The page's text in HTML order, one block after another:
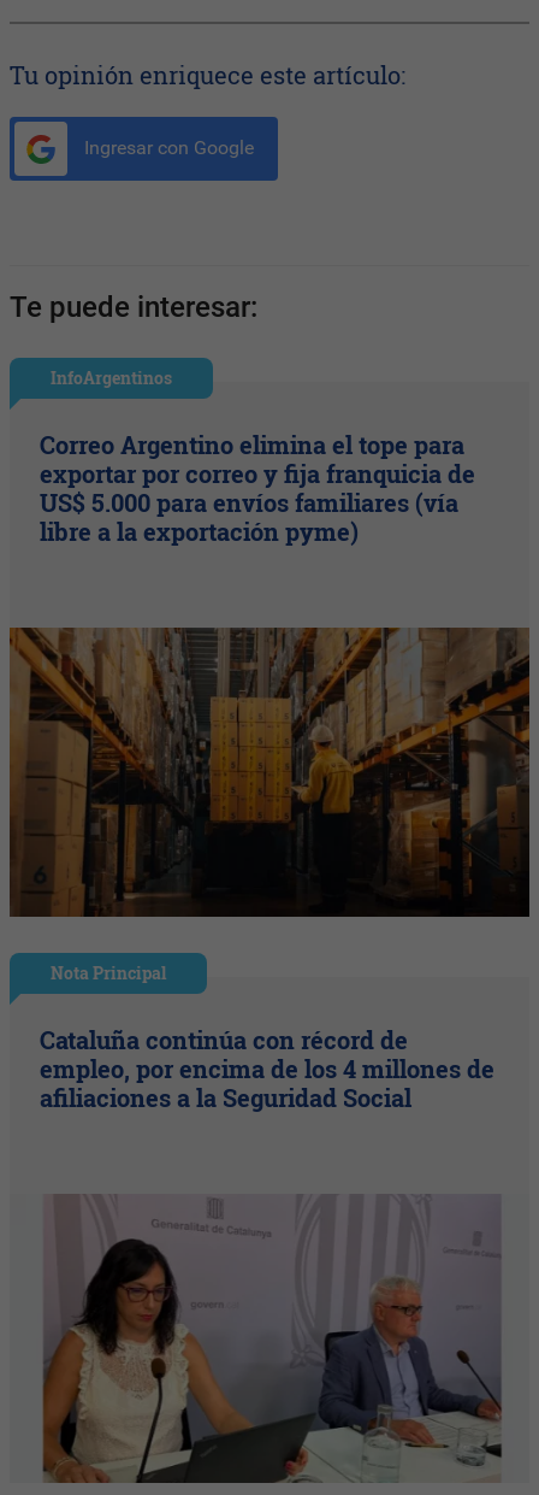
Tu opinión enriquece este artículo:
Ingresar con Google
Te puede interesar:
InfoArgentinos
Correo Argentino elimina el tope para
exportar por correo y fija franquicia de
US$ 5.000 para envíos familiares (vía
libre a la exportación pyme)
Nota Principal
Cataluña continúa con récord de
empleo, por encima de los 4 millones de
afiliaciones a la Seguridad Social